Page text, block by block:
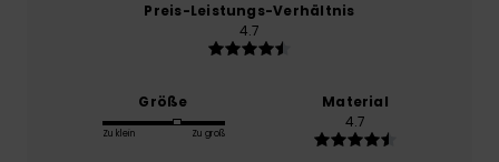
Preis-Leistungs-Verhältnis
4.7
Größe
Zu klein Zu groß
Material
4.7